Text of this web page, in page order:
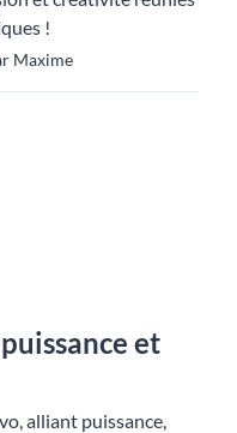
!
Maxime
et
alliant puissance,